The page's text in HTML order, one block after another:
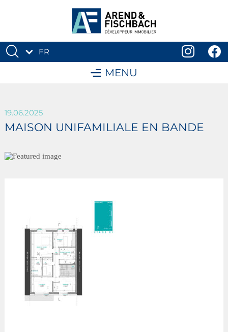
FR
MENU
19.06.2025
MAISON UNIFAMILIALE EN BANDE